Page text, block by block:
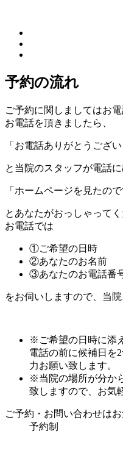
予約の流れ
ご予約に関しましてはお
お電話を頂きましたら、
「お電話ありがとうござ
と当院のスタッフが電話に
「ホームページを見たの
とあなたがおっしゃってく
お電話では
①ご希望の日時
②あなたのお名前
③あなたのお電話番
をお伺いしますので、当
※ご希望の日時に添
電話の前に候補日を
力お願い致します。
※当院の場所が分か
致しますので、お気
ご予約・お問い合わせは
予約制